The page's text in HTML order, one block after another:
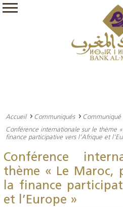
Accueil Communiqués Communiqué
Conférence internationale sur le thème
finance participative vers l’Afrique et
Conférence
thème « Le Maroc,
la finance
et l’Europe »